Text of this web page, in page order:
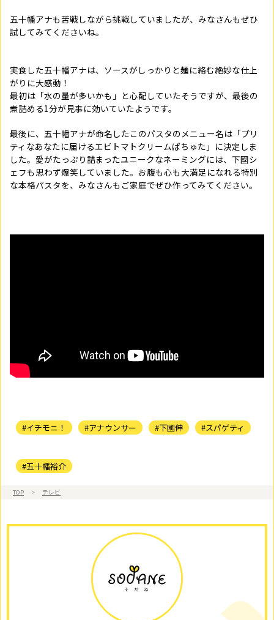
五十幡アナも苦戦しながら挑戦していましたが、みなさんもぜひ
試してみてくださいね。
実食した五十幡アナは、ソースがしっかりと麺に絡む絶妙な仕上
がりに大感動！
最初は「水の量が多いかも」と心配していたそうですが、最後の
煮詰める1分が見事に効いていたようです。
最後に、五十幡アナが命名したこのパスタのメニュー名は「プリ
ティなあなたに届けるエビトマトクリームぱちゅた」に決定しま
した。愛がたっぷり詰まったユニークなネーミングには、下國シ
ェフも思わず爆笑していました。お腹も心も大満足になれる特別
な本格パスタを、みなさんもご家庭でぜひ作ってみてください。
#イチモニ！ #アナウンサー #下國伸 #スパゲティ
#五十幡裕介
TOP > テレビ